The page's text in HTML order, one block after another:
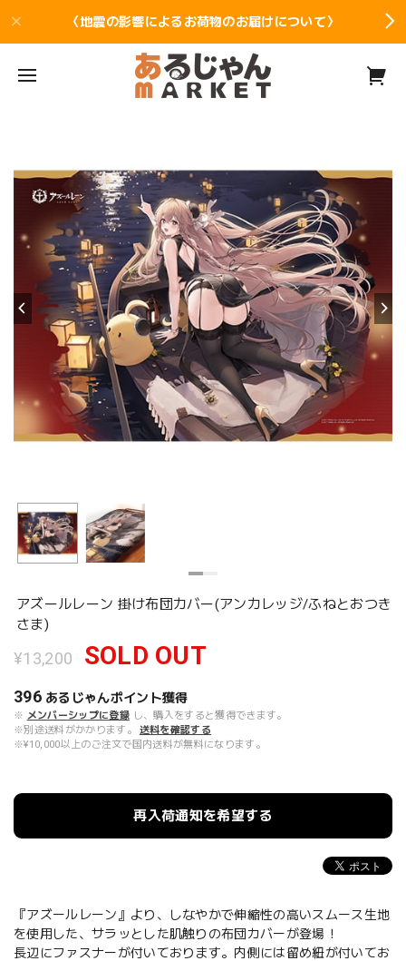
〈地震の影響によるお荷物のお届けについて〉
アズールレーン 掛け布団カバー(アンカレッジ/ふねとおつき
さま)
¥13,200 SOLD OUT
396 あるじゃんポイント獲得
※ メンバーシップに登録 し、購入をすると獲得できます。
※別途送料がかかります。
送料を確認する
※¥10,000以上のご注文で国内送料が無料になります。
再入荷通知を希望する
『アズールレーン』より、しなやかで伸縮性の高いスムース生地
を使用した、サラッとした肌触りの布団カバーが登場！
長辺にファスナーが付いております。内側には留め紐が付いてお